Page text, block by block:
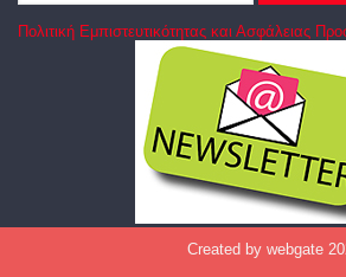
Πολιτική Εμπιστευτικότητας και Ασφάλειας
Created by webgate